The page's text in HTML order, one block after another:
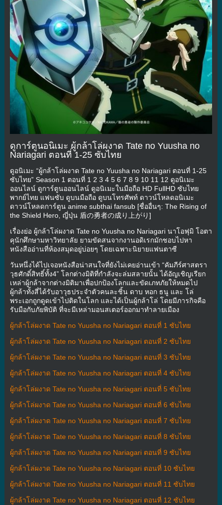
ดูการ์ตูนอนิเมะ ผู้กล้าโล่ผงาด Tate no Yuusha no
Nariagari ตอนที่ 1-25 ซับไทย
ดูอนิเมะ “ผู้กล้าโล่ผงาด Tate no Yuusha no Nariagari ตอนที่ 1-25
ซับไทย” Season 1 ตอนที่ 1 2 3 4 5 6 7 8 9 10 11 12 ดูอนิเมะ
ออนไลน์ ดูการ์ตูนออนไลน์ ดูอนิเมะในมือถือ HD FullHD ซับไทย
พากย์ไทย แฟนซับ ดูบนมือถือ ดูบนโทรศัพท์ ดาวน์โหลดอนิเมะ
ดาวน์โหลดการ์ตูน anime subthai fansub [ชื่ออื่นๆ: The Rising of
the Shield Hero, ญี่ปุ่น 盾の勇者の成り上がり]
เรื่องย่อ ผู้กล้าโล่ผงาด Tate no Yuusha no Nariagari นาโอฟุมิ โอตา
คุนักศึกษามหาวิทยาลัย ยามขัดสนจากงานอดิเรกมักชอบไปหา
หนังสืออ่านที่ห้องสมุดอยู่บ่อยๆ โดยเฉพาะนิยายแฟนตาซี
วันหนึ่งได้ไปเจอหนังสือน่าสนใจที่ยังไม่เคยอ่านเข้า “คัมภีร์ศาสตรา
วุธศักดิ์สิทธิ์ทั้ง4” โลกต่างมิติที่กำลังจะล่มสลายนั้น ได้อัญเชิญเรียก
เหล่าผู้กล้าจากต่างมิติมาเพื่อปกป้องโลกและขัดเภทภัยให้หมดไป
ผู้กล้าทั้งสี่ได้รับอาวุธประจำตัวคนละชิ้น ดาบ หอก ธนู และ โล่
พระเอกถูกดูดเข้าไปติดในโลก และได้เป็นผู้กล้าโล่ โดยมีภารกิจคือ
รับมือกับภัยพิบัติ ที่จะมีเหล่ามอนสเตอร์ออกมาทำลายเมือง
ผู้กล้าโล่ผงาด Tate no Yuusha no Nariagari ตอนที่ 1 ซับไทย
ผู้กล้าโล่ผงาด Tate no Yuusha no Nariagari ตอนที่ 2 ซับไทย
ผู้กล้าโล่ผงาด Tate no Yuusha no Nariagari ตอนที่ 3 ซับไทย
ผู้กล้าโล่ผงาด Tate no Yuusha no Nariagari ตอนที่ 4 ซับไทย
ผู้กล้าโล่ผงาด Tate no Yuusha no Nariagari ตอนที่ 5 ซับไทย
ผู้กล้าโล่ผงาด Tate no Yuusha no Nariagari ตอนที่ 6 ซับไทย
ผู้กล้าโล่ผงาด Tate no Yuusha no Nariagari ตอนที่ 7 ซับไทย
ผู้กล้าโล่ผงาด Tate no Yuusha no Nariagari ตอนที่ 8 ซับไทย
ผู้กล้าโล่ผงาด Tate no Yuusha no Nariagari ตอนที่ 9 ซับไทย
ผู้กล้าโล่ผงาด Tate no Yuusha no Nariagari ตอนที่ 10 ซับไทย
ผู้กล้าโล่ผงาด Tate no Yuusha no Nariagari ตอนที่ 11 ซับไทย
ผู้กล้าโล่ผงาด Tate no Yuusha no Nariagari ตอนที่ 12 ซับไทย